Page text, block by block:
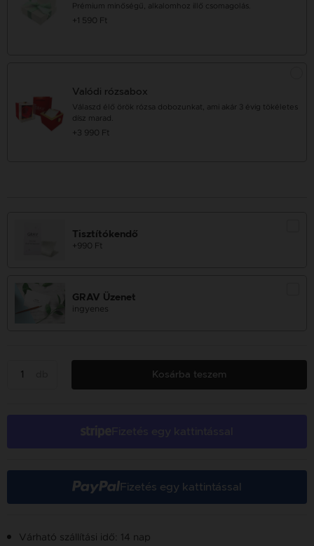
Prémium minőségű, alkalomhoz illő csomagolás.
+1 590 Ft
Valódi rózsabox
Válaszd élő örök rózsa dobozunkat, ami akár 3 évig tökéletes
dísz marad.
+3 990 Ft
Tisztítókendő
+990 Ft
GRAV Üzenet
ingyenes
Kosárba teszem
Fizetés egy kattintással
Várható szállítási idő: 14 nap